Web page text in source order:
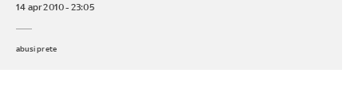
14 apr 2010 - 23:05
abusi prete